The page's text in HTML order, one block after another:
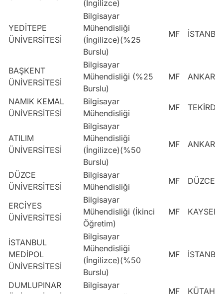
(İngilizce)
YEDİTEPE
ÜNİVERSİTESİ
Bilgisayar
Mühendisliği
(İngilizce)(%25
Burslu)
MF
BAŞKENT
ÜNİVERSİTESİ
Bilgisayar
Mühendisliği (%25
Burslu)
MF ANKARA
NAMIK KEMAL
ÜNİVERSİTESİ
Bilgisayar
Mühendisliği
MF
ATILIM
ÜNİVERSİTESİ
Bilgisayar
Mühendisliği
(İngilizce)(%50
Burslu)
MF ANKARA
DÜZCE
ÜNİVERSİTESİ
Bilgisayar
Mühendisliği
MF DÜZCE
ERCİYES
ÜNİVERSİTESİ
Bilgisayar
Mühendisliği (İkinci
Öğretim)
MF KAYSERİ
İSTANBUL
MEDİPOL
ÜNİVERSİTESİ
Bilgisayar
Mühendisliği
(İngilizce)(%50
Burslu)
MF
DUMLUPINAR
Bilgisayar
MF